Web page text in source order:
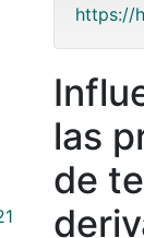
https://
las
de